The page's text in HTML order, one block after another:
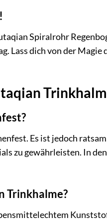
Spiralrohr
Lass dich von der
Es ist jedoch
zu gewährleisten. In
Trinkhalme?